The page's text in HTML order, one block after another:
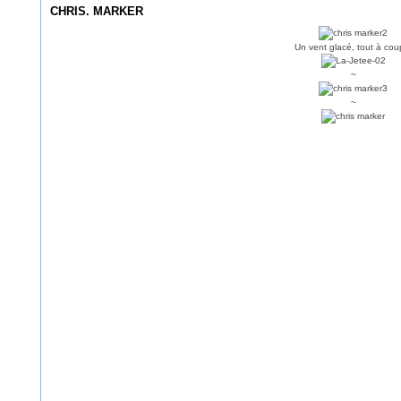
CHRIS. MARKER
Un vent glacé, tout à
~
~